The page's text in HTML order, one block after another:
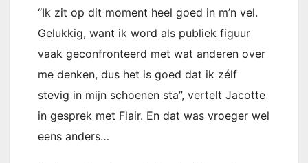
“Ik zit op dit moment heel goed in m’n vel.
Gelukkig, want ik word als publiek figuur
vaak geconfronteerd met wat anderen over
me denken, dus het is goed dat ik zélf
stevig in mijn schoenen sta”, vertelt Jacotte
in gesprek met Flair. En dat was vroeger wel
eens anders…